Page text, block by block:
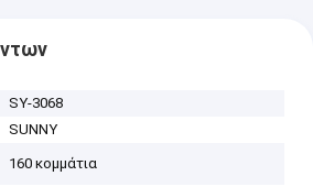
SY-3068
SUNNY
160 κομμάτια